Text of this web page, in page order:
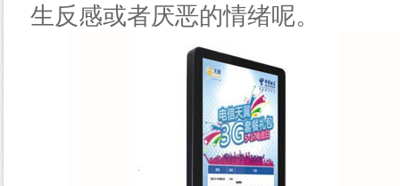
生反感或者厌恶的情绪呢。